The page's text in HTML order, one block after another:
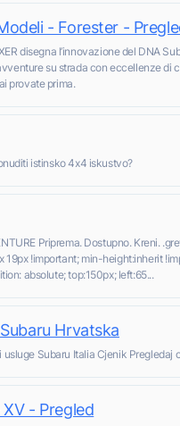
- Forester -
disegna l’innovazione del DNA
su strada con eccellenze di
provate prima.
istinsko 4x4 iskustvo?
Priprema. Dostupno. Kreni.
19px !important; min-height:inherit
absolute; top:150px; left:65...
Hrvatska
Subaru Italia Cjenik Pregledaj
- Pregled